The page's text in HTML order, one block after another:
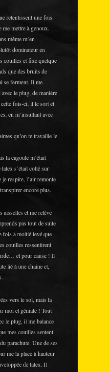
retentissent une fois
mettre à genoux.
même m’en
dominateur en
couilles et fixe quelque
que des bruits de
se ferment. Il me
le plug, de manière
cette fois-ci, il le sort et
en m’insultant avec
qu’on te travaille le
la cagoule m’était
s’était collé sur
respire, l’air remonte
encore plus.
aisselles et me relève
pas tout de suite
fois à moitié levé que
couilles ressentirent
et pour cause ! Il
lié à une chaine et,
vers le sol, mais la
moi et géniale ! Tout
le plug, il me balance
mes couilles sentent
parachute. Une de ses
me la place à hauteur
de latex. Il